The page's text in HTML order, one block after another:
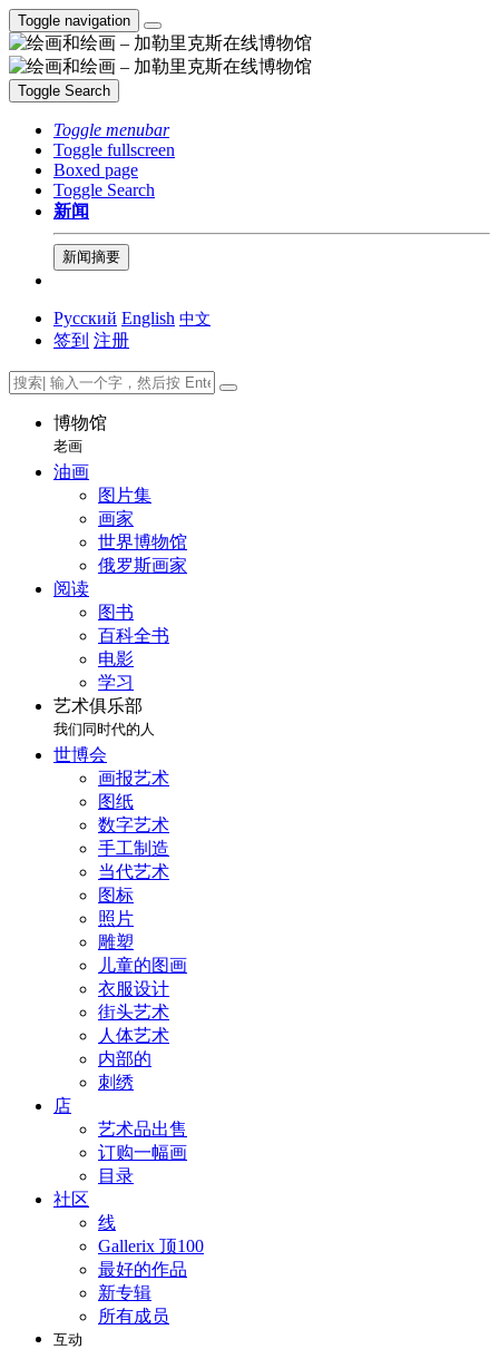
Toggle navigation
Toggle Search
Toggle menubar
Toggle fullscreen
Boxed page
Toggle Search
新闻
新闻摘要
Русский English 中文
签到 注册
博物馆
老画
油画
图片集
画家
世界博物馆
俄罗斯画家
阅读
图书
百科全书
电影
学习
艺术俱乐部
我们同时代的人
世博会
画报艺术
图纸
数字艺术
手工制造
当代艺术
图标
照片
雕塑
儿童的图画
衣服设计
街头艺术
人体艺术
内部的
刺绣
店
艺术品出售
订购一幅画
目录
社区
线
Gallerix 顶100
最好的作品
新专辑
所有成员
互动